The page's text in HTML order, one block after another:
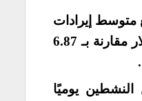
متوسط ​​إيرادات
كل مستخدم 7.05 دولار مقارنة بـ 6.87
يوميًا